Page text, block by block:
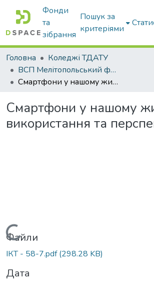
Фонди
та
зібрання
Пошук за
критеріями
Головна
Коледжі ТДАТУ
ВСП Мелітопольський фаховий коледж ТДАТУ
Cмартфони у нашому житті використання та перспективи
Cмартфони у нашому
використання та
Вантажиться...
Файли
ІКТ - 58-7.pdf(298.28 KB)
Дата